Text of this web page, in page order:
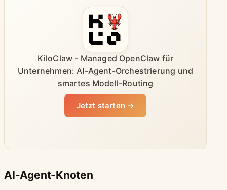
KiloClaw - Managed OpenClaw für
Unternehmen: AI-Agent-Orchestrierung und
smartes Modell-Routing
Jetzt starten →
AI-Agent-Knoten